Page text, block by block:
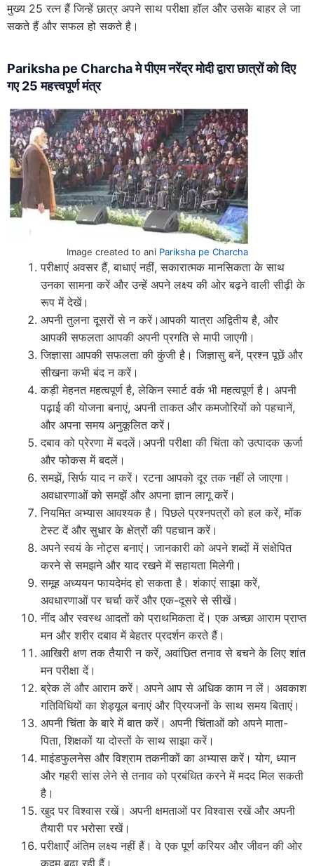
मुख्य 25 रत्न हैं जिन्हें छात्र अपने साथ परीक्षा हॉल और उसके बाहर ले जा
सकते हैं और सफल हो सकते है।
Pariksha pe Charcha मे पीएम नरेंद्र मोदी द्वारा छात्रों को दिए
गए 25 महत्त्वपूर्ण मंत्र
Image created to ani Pariksha pe Charcha
परीक्षाएं अवसर हैं, बाधाएं नहीं, सकारात्मक मानसिकता के साथ
उनका सामना करें और उन्हें अपने लक्ष्य की ओर बढ़ने वाली सीढ़ी के
रूप में देखें।
अपनी तुलना दूसरों से न करें।आपकी यात्रा अद्वितीय है, और
आपकी सफलता आपकी अपनी प्रगति से मापी जाएगी।
जिज्ञासा आपकी सफलता की कुंजी है। जिज्ञासु बनें, प्रश्न पूछें और
सीखना कभी बंद न करें।
कड़ी मेहनत महत्वपूर्ण है, लेकिन स्मार्ट वर्क भी महत्वपूर्ण है। अपनी
पढ़ाई की योजना बनाएं, अपनी ताकत और कमजोरियों को पहचानें,
और अपना समय अनुकूलित करें।
दबाव को प्रेरणा में बदलें।अपनी परीक्षा की चिंता को उत्पादक ऊर्जा
और फोकस में बदलें।
समझें, सिर्फ याद न करें। रटना आपको दूर तक नहीं ले जाएगा।
अवधारणाओं को समझें और अपना ज्ञान लागू करें।
नियमित अभ्यास आवश्यक है। पिछले प्रश्नपत्रों को हल करें, मॉक
टेस्ट दें और सुधार के क्षेत्रों की पहचान करें।
अपने स्वयं के नोट्स बनाएं। जानकारी को अपने शब्दों में संक्षेपित
करने से समझने और याद रखने में सहायता मिलेगी।
समूह अध्ययन फायदेमंद हो सकता है। शंकाएं साझा करें,
अवधारणाओं पर चर्चा करें और एक-दूसरे से सीखें।
नींद और स्वस्थ आदतों को प्राथमिकता दें। एक अच्छा आराम प्राप्त
मन और शरीर दबाव में बेहतर प्रदर्शन करते हैं।
आखिरी क्षण तक तैयारी न करें, अवांछित तनाव से बचने के लिए शांत
मन परीक्षा दें।
ब्रेक लें और आराम करें। अपने आप से अधिक काम न लें। अवकाश
गतिविधियों का शेड्यूल बनाएं और प्रियजनों के साथ समय बिताएं।
अपनी चिंता के बारे में बात करें। अपनी चिंताओं को अपने माता-
पिता, शिक्षकों या दोस्तों के साथ साझा करें।
माइंडफुलनेस और विश्राम तकनीकों का अभ्यास करें। योग, ध्यान
और गहरी सांस लेने से तनाव को प्रबंधित करने में मदद मिल सकती
है।
खुद पर विश्वास रखें। अपनी क्षमताओं पर विश्वास रखें और अपनी
तैयारी पर भरोसा रखें।
परीक्षाएँ अंतिम लक्ष्य नहीं हैं। वे एक पूर्ण करियर और जीवन की ओर